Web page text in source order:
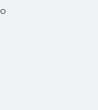
servizi
e servizi
dei dati